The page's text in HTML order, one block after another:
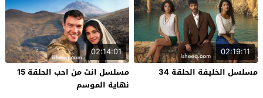
02:19:11
مسلسل الخليفة الحلقة 34
02:14:01
مسلسل انت من احب الحلقة 15
نهاية الموسم